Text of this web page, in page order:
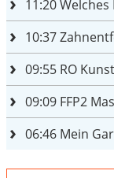
11:20Welches
10:37
09:55 RO
09:09 FFP2
06:46 Mein